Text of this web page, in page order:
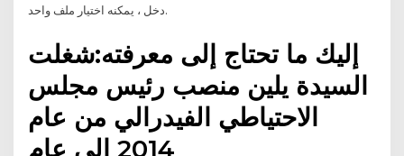
دخل ، يمكنه اختيار ملف واحد.
إليك ما تحتاج إلى معرفته:شغلت
السيدة يلين منصب رئيس مجلس
الاحتياطي الفيدرالي من عام
2014 إلى عام